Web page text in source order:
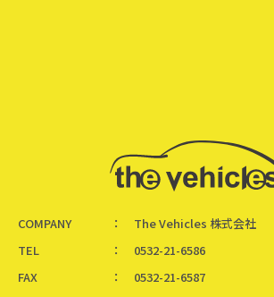
COMPANY
The Vehicles 株式会社
TEL
0532-21-6586
FAX
0532-21-6587